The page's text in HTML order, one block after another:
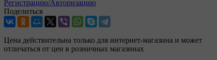
Регистрацию/Авторизацию
Поделиться
Цена действительна только для интернет-магазина и может
отличаться от цен в розничных магазинах